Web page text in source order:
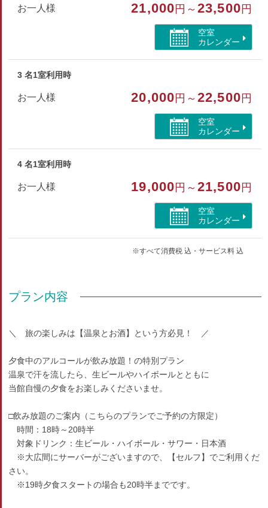
□広さ：和室12畳+広縁
Wi-Fi完備／冷蔵庫(空） ／冷暖房／テレビ／各種アメニティ
部屋種別
和室
バス/トイレ/禁煙/インターネットができる部屋/洗浄機
付トイレ/ユニットバス/山が見える
お一人様 21,000 円～23,500 円
空室
カレンダー
3 名1室利用時
お一人様 20,000 円～22,500 円
空室
カレンダー
4 名1室利用時
お一人様 19,000 円～21,500 円
空室
カレンダー
※すべて消費税 込・サービス料 込
プラン内容
＼ 旅の楽しみは【温泉とお酒】という方必見！ ／
夕食中のアルコールが飲み放題！の特別プラン
温泉で汗を流したら、生ビールやハイボールとともに
当館自慢の夕食をお楽しみくださいませ。
□飲み放題のご案内（こちらのプランでご予約の方限定）
時間：18時～20時半
対象ドリンク：生ビール・ハイボール・サワー・日本酒
※大広間にサーバーがございますので、【セルフ】でご利用くだ
さい。
※19時夕食スタートの場合も20時半までです。